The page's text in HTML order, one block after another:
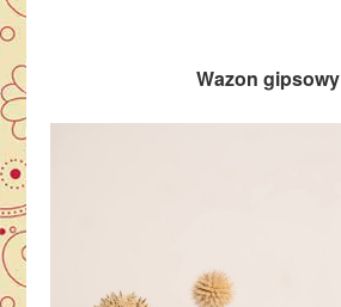
Wazon gipsowy